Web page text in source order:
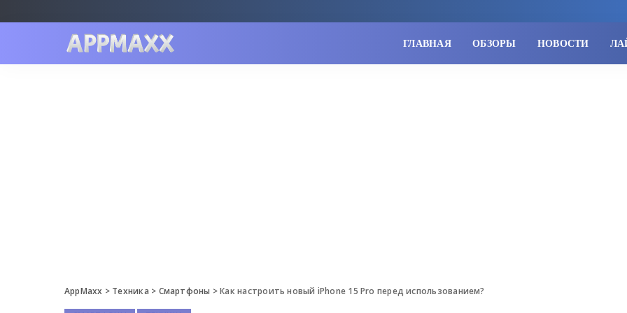
ГЛАВНАЯ ОБЗОРЫ НОВОСТИ
AppMaxx > Техника > Смартфоны >Как настроить новый iPhone 15 Pro перед использованием?